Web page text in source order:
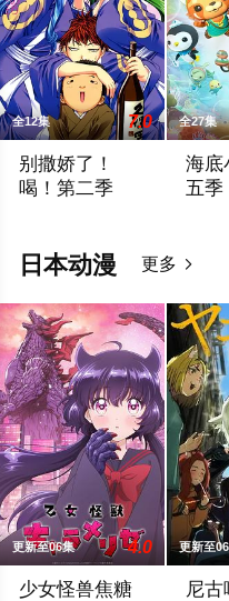
全12集 7.0
别撒娇了！
喝！第二季
全27集
海底
五季
日本动漫 更多 
更新至06集 4.0
少女怪兽焦糖
更新至
尼古